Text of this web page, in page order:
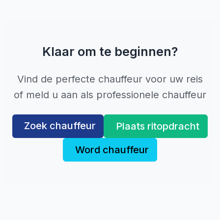
Klaar om te beginnen?
Vind de perfecte chauffeur voor uw reis
of meld u aan als professionele chauffeur
Zoek chauffeur
Plaats ritopdracht
Word chauffeur